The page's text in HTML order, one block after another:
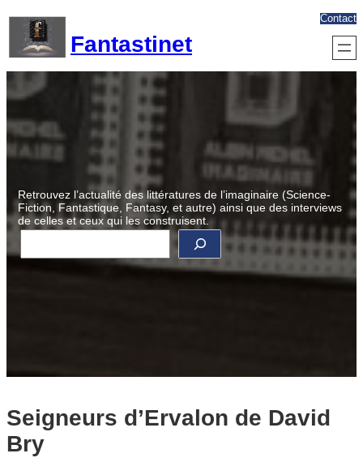
contenu
Fantastinet
Contact
Retrouvez l’actualité des littératures de l’imaginaire (Science-
Fiction, Fantastique, Fantasy, et autre) ainsi que des interviews
de celles et ceux qui les construisent.
R
c
Seigneurs d’Ervalon de David
Bry